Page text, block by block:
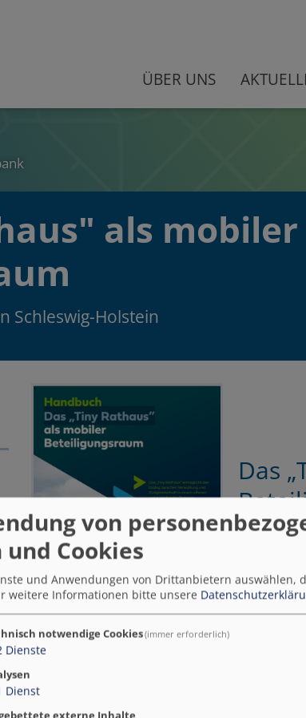
ÜBER UNS
als mobiler
Schleswig-Holstein
Das
Ein
von
und Cookies
und Anwendungen von Drittanbietern auswählen,
weitere Informationen bitte unsere
notwendige Cookies(immer erforderlich)
Dienste
Dienst